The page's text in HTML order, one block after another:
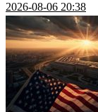
2026-08-06 20:38